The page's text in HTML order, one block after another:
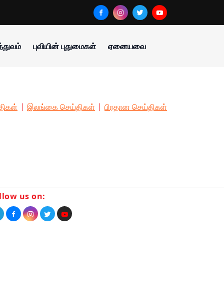
புவியின் புதுமைகள் ஏனையவை
இலங்கை செய்திகள் பிரதான செய்திகள்
us on: